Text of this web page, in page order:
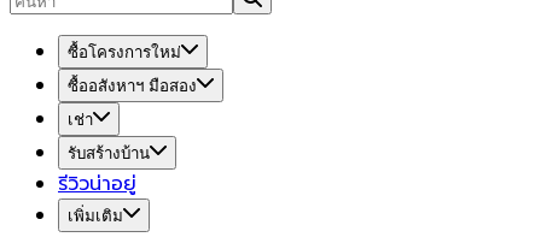
ซื้อโครงการใหม่
ซื้ออสังหาฯ มือสอง
เช่า
รับสร้างบ้าน
รีวิวน่าอยู่
เพิ่มเติม